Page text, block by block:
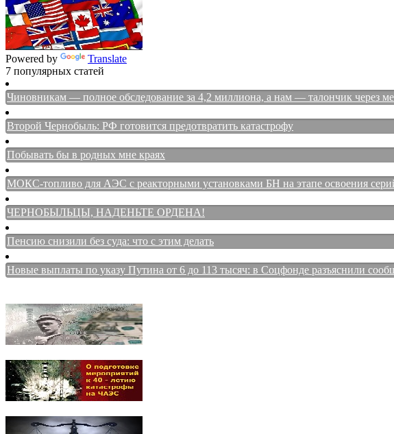
Powered by
Translate
7 популярных статей
Чиновникам — полное обследование за 4,2 миллиона, а нам — талончик через
Второй Чернобыль: РФ готовится предотвратить катастрофу
Побывать бы в родных мне краях
МОКС-топливо для АЭС с реакторными установками БН на этапе освоения
ЧЕРНОБЫЛЬЦЫ, НАДЕНЬТЕ ОРДЕНА!
Пенсию снизили без суда: что с этим делать
Новые выплаты по указу Путина от 6 до 113 тысяч: в Соцфонде разъяснили